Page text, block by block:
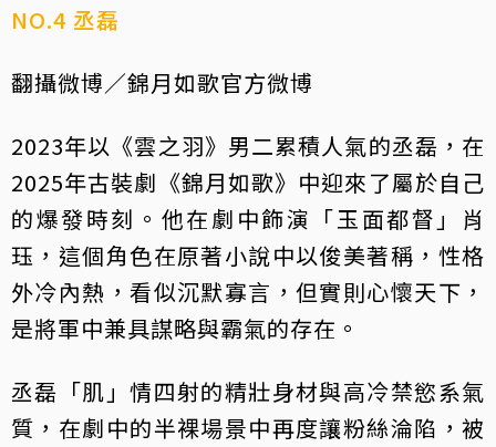
NO.4 丞磊
翻攝微博／錦月如歌官方微博
2023年以《雲之羽》男二累積人氣的丞磊，在
2025年古裝劇《錦月如歌》中迎來了屬於自己
的爆發時刻。他在劇中飾演「玉面都督」肖
珏，這個角色在原著小說中以俊美著稱，性格
外冷內熱，看似沉默寡言，但實則心懷天下，
是將軍中兼具謀略與霸氣的存在。
丞磊「肌」情四射的精壯身材與高冷禁慾系氣
質，在劇中的半裸場景中再度讓粉絲淪陷，被